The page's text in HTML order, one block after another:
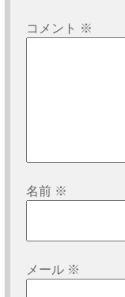
コメント ※
名前 ※
メール ※